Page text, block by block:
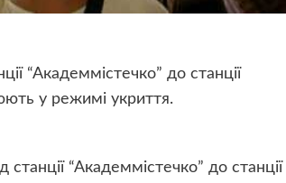
“Академмістечко” до станції
у режимі укриття.
“Академмістечко” до станції